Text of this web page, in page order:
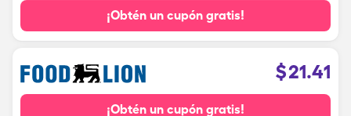
¡Obtén un cupón gratis!
$21.41
¡Obtén un cupón gratis!